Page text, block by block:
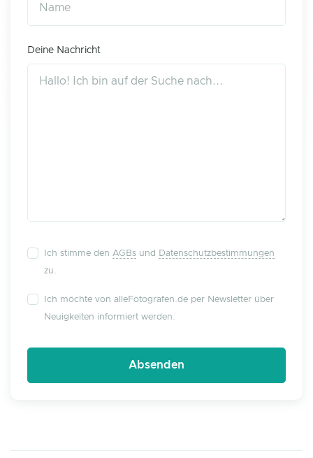
Deine Nachricht
Ich stimme den AGBs und
Datenschutzbestimmungen
zu.
Ich möchte von alleFotografen.de per Newsletter über
Neuigkeiten informiert werden.